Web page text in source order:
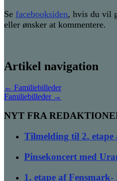
Se facebooksiden, hvis du vil
eller ønsker at kommentere.
Artikel navigation
← Familiebilleder
Familiebilleder →
NYT FRA
Tilmelding til 2. etape
Pinsekoncert med
1. etape af